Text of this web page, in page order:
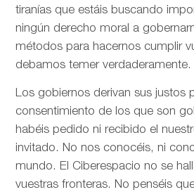
tiranías que estáis buscando
ningún derecho moral a
métodos para hacernos cumplir
debamos temer verdaderamente.
Los gobiernos derivan sus justos
consentimiento de los que son
habéis pedido ni recibido el
invitado. No nos conocéis, ni
mundo. El Ciberespacio no se
vuestras fronteras. No penséis